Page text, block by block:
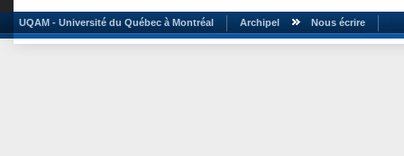
UQAM - Université du Québec à Montréal Archipel Nous écrire